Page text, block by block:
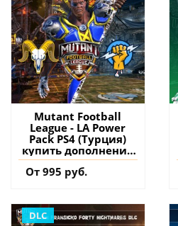
Mutant Football
League - LA Power
Pack PS4 (Турция)
купить дополнение
на аккаунт
От 995 руб.
DLC